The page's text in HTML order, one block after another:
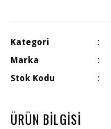
Kategori
Marka
Stok Kodu
ÜRÜN BİLGİSİ